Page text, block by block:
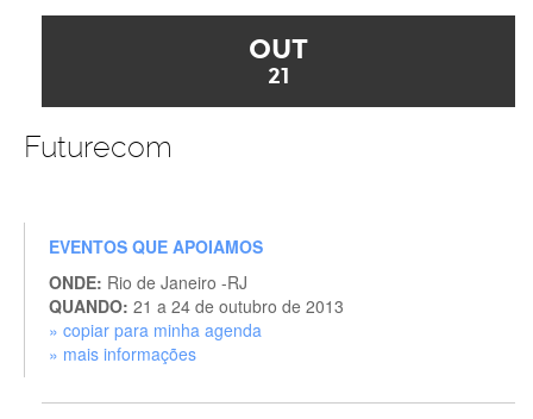
OUT
21
Futurecom
EVENTOS QUE APOIAMOS
ONDE: Rio de Janeiro -RJ
QUANDO: 21 a 24 de outubro de 2013
» copiar para minha agenda
» mais informações